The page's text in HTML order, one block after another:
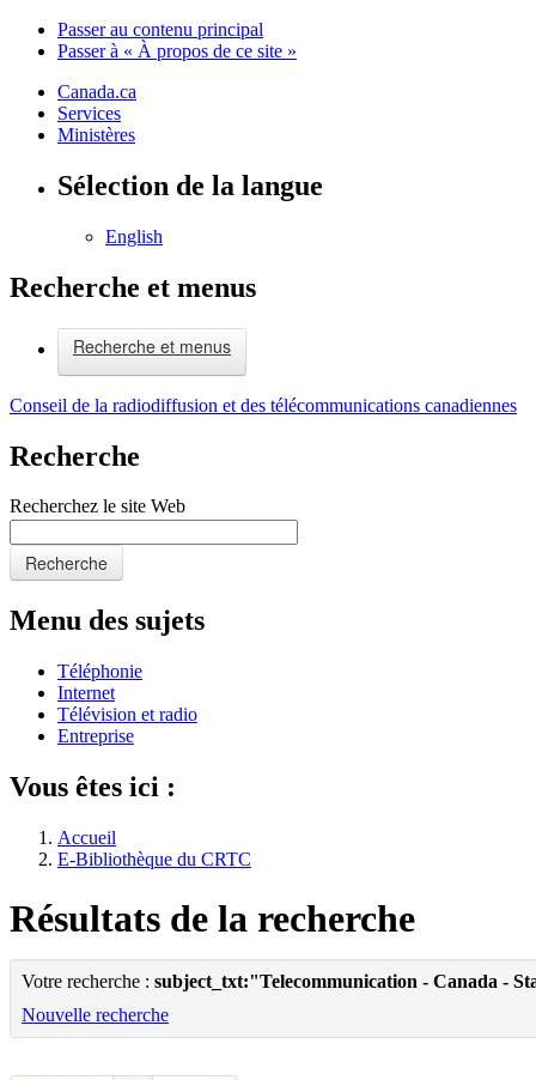
Passer au contenu principal
Passer à « À propos de ce site »
Canada.ca
Services
Ministères
Sélection de la langue
English
Recherche et menus
Recherche et menus
Conseil de la radiodiffusion et des télécommunications canadiennes
Recherche
Recherchez le site Web
Recherche
Menu des sujets
Téléphonie
Internet
Télévision et radio
Entreprise
Vous êtes ici :
Accueil
E-Bibliothèque du CRTC
Résultats de la recherche
Votre recherche : subject_txt:"Telecommunication - Canada -
Nouvelle recherche